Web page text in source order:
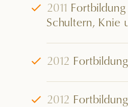
√ 2011
Schultern, Knie
√ 2012
√ 2012